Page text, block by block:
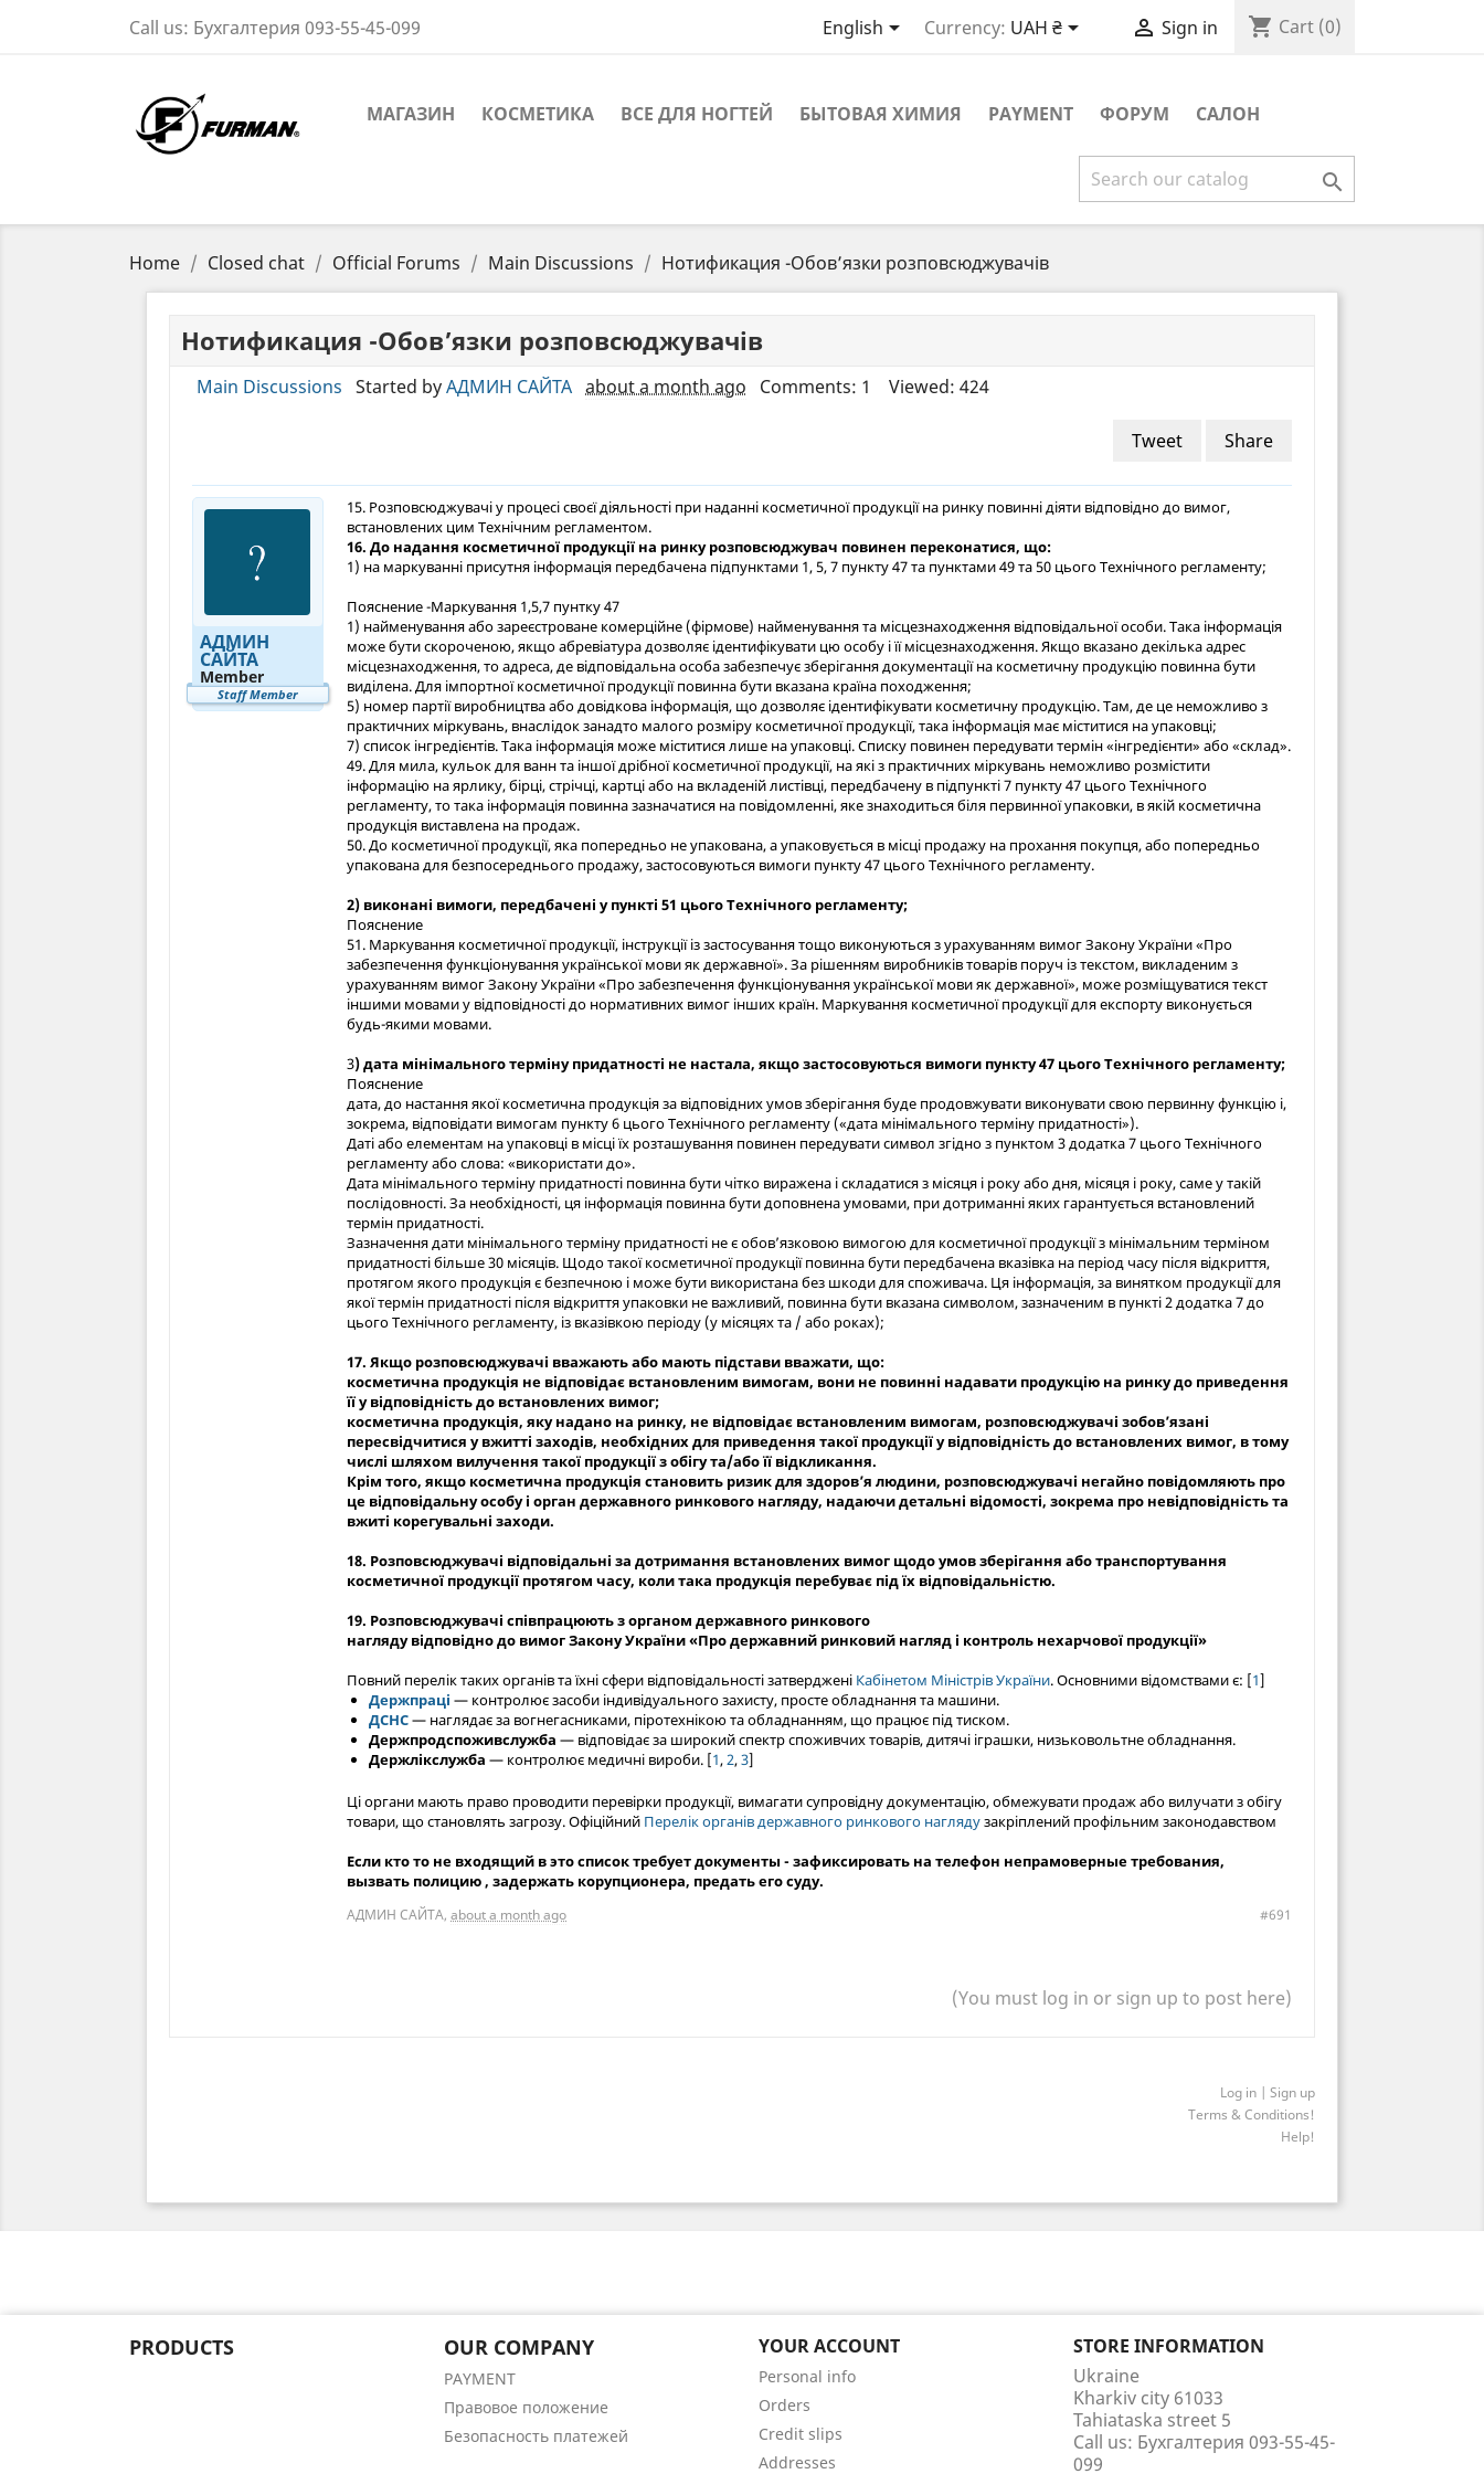
Call us: Бухгалтерия 093-55-45-099 English Currency: UAH ₴  Sign in shopping_cart Cart (0)
МАГАЗИН КОСМЕТИКА ВСЕ ДЛЯ НОГТЕЙ БЫТОВАЯ ХИМИЯ PAYMENT ФОРУМ САЛОН

Home Closed chat Official Forums Main Discussions Нотификация -Обов’язки розповсюджувачів
Нотификация -Обов’язки розповсюджувачів
Main Discussions Started byАДМИН САЙТА about a month ago Comments: 1 Viewed: 424
Tweet Share
АДМИН
САЙТА
Member
Staff Member
15. Розповсюджувачі у процесі своєї діяльності при наданні косметичної продукції на ринку повинні діяти відповідно до вимог,
встановлених цим Технічним регламентом.
16. До надання косметичної продукції на ринку розповсюджувач повинен переконатися, що:
1) на маркуванні присутня інформація передбачена підпунктами 1, 5, 7 пункту 47 та пунктами 49 та 50 цього Технічного регламенту;
Пояснение -Маркування 1,5,7 пунтку 47
1) найменування або зареєстроване комерційне (фірмове) найменування та місцезнаходження відповідальної особи. Така інформація
може бути скороченою, якщо абревіатура дозволяє ідентифікувати цю особу і її місцезнаходження. Якщо вказано декілька адрес
місцезнаходження, то адреса, де відповідальна особа забезпечує зберігання документації на косметичну продукцію повинна бути
виділена. Для імпортної косметичної продукції повинна бути вказана країна походження;
5) номер партії виробництва або довідкова інформація, що дозволяє ідентифікувати косметичну продукцію. Там, де це неможливо з
практичних міркувань, внаслідок занадто малого розміру косметичної продукції, така інформація має міститися на упаковці;
7) список інгредієнтів. Така інформація може міститися лише на упаковці. Списку повинен передувати термін «інгредієнти» або «склад».
49. Для мила, кульок для ванн та іншої дрібної косметичної продукції, на які з практичних міркувань неможливо розмістити
інформацію на ярлику, бірці, стрічці, картці або на вкладеній листівці, передбачену в підпункті 7 пункту 47 цього Технічного
регламенту, то така інформація повинна зазначатися на повідомленні, яке знаходиться біля первинної упаковки, в якій косметична
продукція виставлена на продаж.
50. До косметичної продукції, яка попередньо не упакована, а упаковується в місці продажу на прохання покупця, або попередньо
упакована для безпосереднього продажу, застосовуються вимоги пункту 47 цього Технічного регламенту.
2) виконані вимоги, передбачені у пункті 51 цього Технічного регламенту;
Пояснение
51. Маркування косметичної продукції, інструкції із застосування тощо виконуються з урахуванням вимог Закону України «Про
забезпечення функціонування української мови як державної». За рішенням виробників товарів поруч із текстом, викладеним з
урахуванням вимог Закону України «Про забезпечення функціонування української мови як державної», може розміщуватися текст
іншими мовами у відповідності до нормативних вимог інших країн. Маркування косметичної продукції для експорту виконується
будь-якими мовами.
3) дата мінімального терміну придатності не настала, якщо застосовуються вимоги пункту 47 цього Технічного регламенту;
Пояснение
дата, до настання якої косметична продукція за відповідних умов зберігання буде продовжувати виконувати свою первинну функцію і,
зокрема, відповідати вимогам пункту 6 цього Технічного регламенту («дата мінімального терміну придатності»).
Даті або елементам на упаковці в місці їх розташування повинен передувати символ згідно з пунктом 3 додатка 7 цього Технічного
регламенту або слова: «використати до».
Дата мінімального терміну придатності повинна бути чітко виражена і складатися з місяця і року або дня, місяця і року, саме у такій
послідовності. За необхідності, ця інформація повинна бути доповнена умовами, при дотриманні яких гарантується встановлений
термін придатності.
Зазначення дати мінімального терміну придатності не є обов’язковою вимогою для косметичної продукції з мінімальним терміном
придатності більше 30 місяців. Щодо такої косметичної продукції повинна бути передбачена вказівка на період часу після відкриття,
протягом якого продукція є безпечною і може бути використана без шкоди для споживача. Ця інформація, за винятком продукції для
якої термін придатності після відкриття упаковки не важливий, повинна бути вказана символом, зазначеним в пункті 2 додатка 7 до
цього Технічного регламенту, із вказівкою періоду (у місяцях та / або роках);
17. Якщо розповсюджувачі вважають або мають підстави вважати, що:
косметична продукція не відповідає встановленим вимогам, вони не повинні надавати продукцію на ринку до приведення
її у відповідність до встановлених вимог;
косметична продукція, яку надано на ринку, не відповідає встановленим вимогам, розповсюджувачі зобов’язані
пересвідчитися у вжитті заходів, необхідних для приведення такої продукції у відповідність до встановлених вимог, в тому
числі шляхом вилучення такої продукції з обігу та/або її відкликання.
Крім того, якщо косметична продукція становить ризик для здоров’я людини, розповсюджувачі негайно повідомляють про
це відповідальну особу і орган державного ринкового нагляду, надаючи детальні відомості, зокрема про невідповідність та
вжиті корегувальні заходи.
18. Розповсюджувачі відповідальні за дотримання встановлених вимог щодо умов зберігання або транспортування
косметичної продукції протягом часу, коли така продукція перебуває під їх відповідальністю.
19. Розповсюджувачі співпрацюють з органом державного ринкового
нагляду відповідно до вимог Закону України «Про державний ринковий нагляд і контроль нехарчової продукції»
Повний перелік таких органів та їхні сфери відповідальності затверджені Кабінетом Міністрів України. Основними відомствами є: [1]
Держпраці — контролює засоби індивідуального захисту, просте обладнання та машини.
ДСНС— наглядає за вогнегасниками, піротехнікою та обладнанням, що працює під тиском.
Держпродспоживслужба — відповідає за широкий спектр споживчих товарів, дитячі іграшки, низьковольтне обладнання.
Держлікслужба — контролює медичні вироби.[1,2,3]
Ці органи мають право проводити перевірки продукції, вимагати супровідну документацію, обмежувати продаж або вилучати з обігу
товари, що становлять загрозу. Офіційний Перелік органів державного ринкового наглядузакріплений профільним законодавством
Если кто то не входящий в это список требует документы - зафиксировать на телефон непрамоверные требования,
вызвать полицию , задержать корупционера, предать его суду.
АДМИН САЙТА, about a month ago #691
(You must log in or sign up to post here)
Log in | Sign up
Terms & Conditions!
Help!
PRODUCTS OUR COMPANY
PAYMENT
Правовое положение
Безопасность платежей
YOUR ACCOUNT
Personal info
Orders
Credit slips
Addresses
STORE INFORMATION
Ukraine
Kharkiv city 61033
Tahiataska street 5
Call us: Бухгалтерия 093-55-45-
099